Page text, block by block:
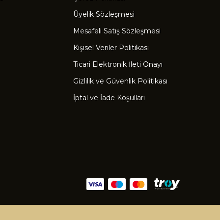
Üyelik Sözleşmesi
Mesafeli Satış Sözleşmesi
Kişisel Veriler Politikası
Ticari Elektronik İleti Onayı
Gizlilik ve Güvenlik Politikası
İptal ve İade Koşulları